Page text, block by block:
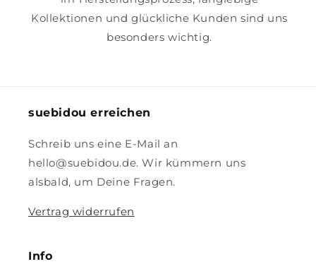
Kollektionen und glückliche Kunden sind uns
besonders wichtig.
suebidou erreichen
Schreib uns eine E-Mail an
hello@suebidou.de. Wir kümmern uns
alsbald, um Deine Fragen.
Vertrag widerrufen
Info